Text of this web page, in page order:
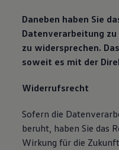
Daneben haben Sie
Datenverarbeitung
zu widersprechen.
soweit es mit der
Widerrufsrecht
Sofern die
beruht, haben Sie das
Wirkung für die